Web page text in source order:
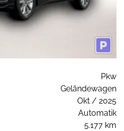
Pkw
Geländewagen
Okt / 2025
Automatik
5.177 km